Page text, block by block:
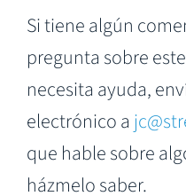
Si tiene algún
pregunta sobre
necesita ayuda,
electrónico a
que hable sobre
házmelo saber.